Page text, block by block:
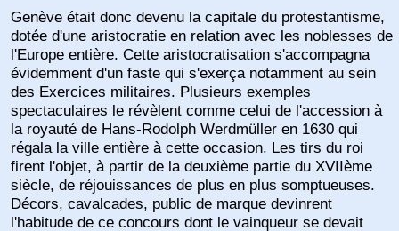
Genève était donc devenu la capitale du protestantisme,
dotée d'une aristocratie en relation avec les noblesses de
l'Europe entière. Cette aristocratisation s'accompagna
évidemment d'un faste qui s'exerça notamment au sein
des Exercices militaires. Plusieurs exemples
spectaculaires le révèlent comme celui de l'accession à
la royauté de Hans-Rodolph Werdmüller en 1630 qui
régala la ville entière à cette occasion. Les tirs du roi
firent l'objet, à partir de la deuxième partie du XVIIème
siècle, de réjouissances de plus en plus somptueuses.
Décors, cavalcades, public de marque devinrent
l'habitude de ce concours dont le vainqueur se devait